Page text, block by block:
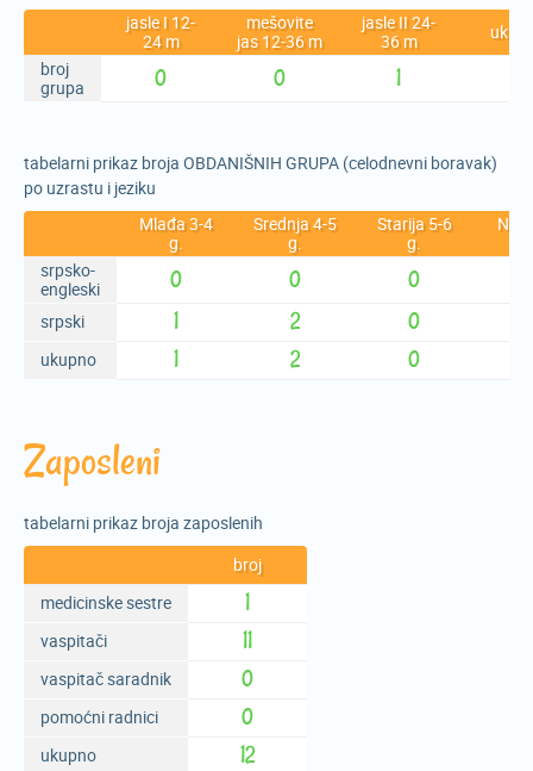
jasle I 12-
24 m
mešovite
jas 12-36 m
jasle II 24-
36 m
broj
grupa
0 0 1
tabelarni prikaz broja OBDANIŠNIH GRUPA (celodnevni boravak)
po uzrastu i jeziku
Mlađa 3-4
g.
Srednja 4-5
g.
Starija 5-6
g.
srpsko-
engleski
0 0 0
srpski 1 2 0
ukupno 1 2 0
Zaposleni
tabelarni prikaz broja zaposlenih
broj
medicinske sestre
1
vaspitači 11
vaspitač saradnik 0
pomoćni radnici 0
ukupno 12